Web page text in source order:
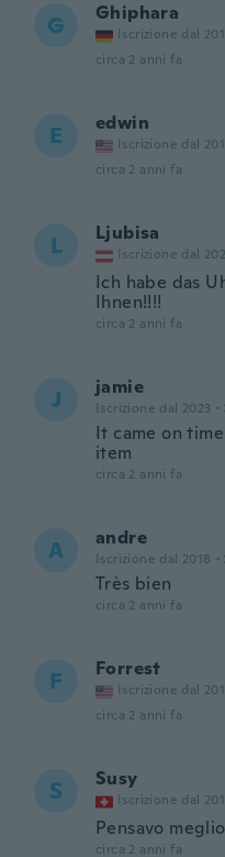
G Ghiphara
Iscrizione dal
circa 2 anni fa
E edwin
Iscrizione dal
circa 2 anni fa
L Ljubisa
Iscrizione dal
Ich habe das
Ihnen!!!!
circa 2 anni fa
J jamie
Iscrizione dal 2023 ·
It came on
item
circa 2 anni fa
A andre
Iscrizione dal 2018 ·
Très bien
circa 2 anni fa
F Forrest
Iscrizione dal
circa 2 anni fa
S Susy
Iscrizione dal
Pensavo meglio
circa 2 anni fa